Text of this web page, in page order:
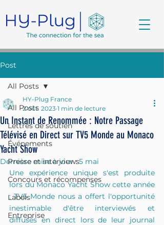
Post
All Posts
Lettres de soutien
Événements
Presse et interviews
Concours et récompenses
Labels
Entreprise
All Posts
Un Instant de Renommée : Notre Passage
Télévisé en Direct sur TV5 Monde au Monaco
Yacht Show
HY-Plug France
2 oct. 2023 1 min de lecture
Dernière mise à jour :5 mai
Une expérience unique s'est produite
lors du Monaco Yacht Show cette année
: TV5 Monde nous a offert l'opportunité
inestimable d'être interviewés et
diffusés en direct lors de leur journal